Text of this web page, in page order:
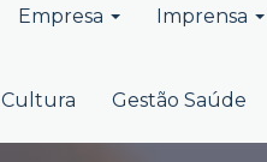
Empresa Imprensa
Cultura Gestão Saúde